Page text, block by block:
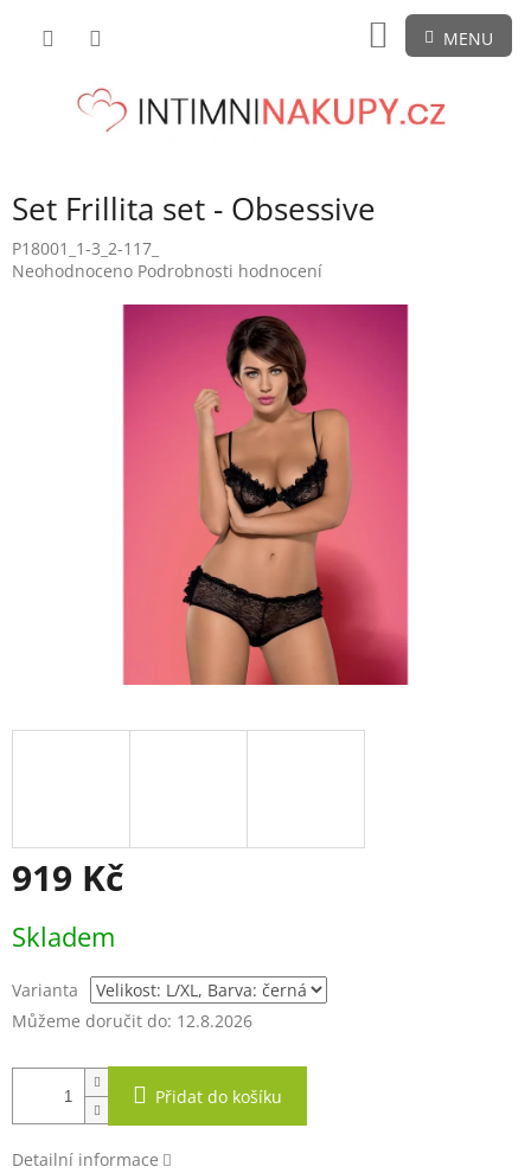
NÁKUPNÍ
KOŠÍK
Set Frillita set - Obsessive
P18001_1-3_2-117_
Průměrné
Neohodnoceno Podrobnosti hodnocení
919 Kč
cena:
Skladem
Varianta
Můžeme doručit do: 12.8.2026
Přidat do košíku
Detailní informace